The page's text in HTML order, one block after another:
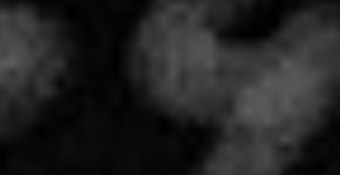
a.s.
4, 370 04,